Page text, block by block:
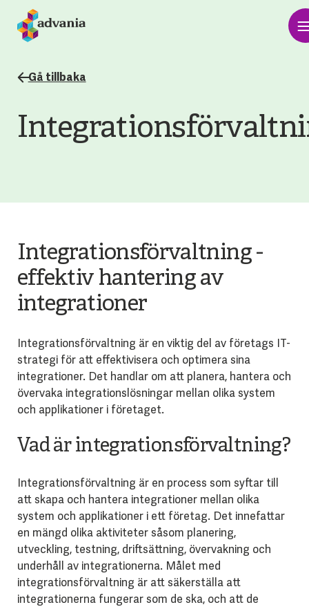
Gå tillbaka
Integrationsförvaltning -
effektiv hantering av
integrationer
Integrationsförvaltning är en viktig del av företags IT-
strategi för att effektivisera och optimera sina
integrationer. Det handlar om att planera, hantera och
övervaka integrationslösningar mellan olika system
och applikationer i företaget.
Vad är integrationsförvaltning?
Integrationsförvaltning är en process som syftar till
att skapa och hantera integrationer mellan olika
system och applikationer i ett företag. Det innefattar
en mängd olika aktiviteter såsom planering,
utveckling, testning, driftsättning, övervakning och
underhåll av integrationerna. Målet med
integrationsförvaltning är att säkerställa att
integrationerna fungerar som de ska, och att de